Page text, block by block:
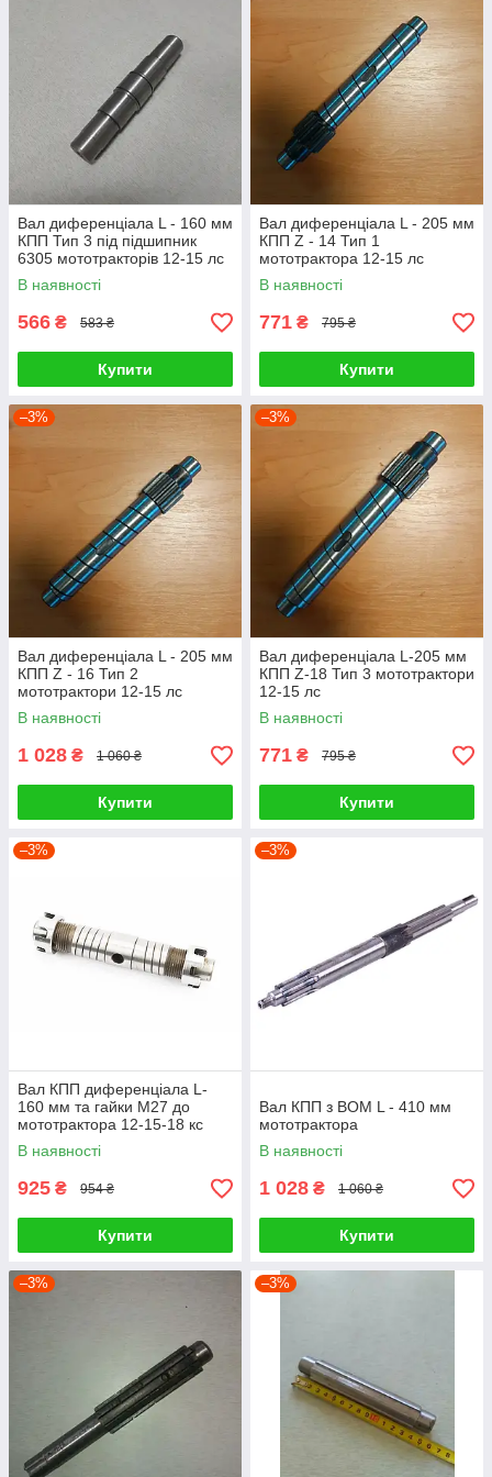
Вал диференціала L - 160 мм
КПП Тип 3 під підшипник
6305 мототракторів 12-15 лс
В наявності
566 ₴ 583 ₴
Купити
Вал диференціала L - 205 мм
КПП Z - 14 Тип 1
мототрактора 12-15 лс
В наявності
771 ₴ 795 ₴
Купити
–3%
Вал диференціала L - 205 мм
КПП Z - 16 Тип 2
мототрактори 12-15 лс
В наявності
1 028 ₴ 1 060 ₴
Купити
–3%
Вал диференціала L-205 мм
КПП Z-18 Тип 3 мототрактори
12-15 лс
В наявності
771 ₴ 795 ₴
Купити
–3%
Вал КПП диференціала L-
160 мм та гайки М27 до
мототрактора 12-15-18 кс
В наявності
925 ₴ 954 ₴
Купити
–3%
Вал КПП з ВОМ L - 410 мм
мототрактора
В наявності
1 028 ₴ 1 060 ₴
Купити
–3% –3%